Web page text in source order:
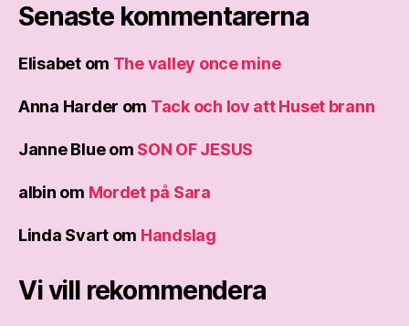
Senaste kommentarerna
Elisabetom The valley once mine
Anna Harder om Tack och lov att Huset brann
Janne Blueom SON OF JESUS
albin om Mordet på Sara
Linda Svart om Handslag
Vi vill rekommendera